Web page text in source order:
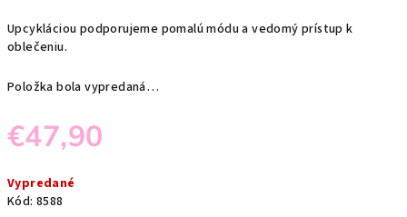
Upcykláciou podporujeme pomalú módu a vedomý prístup k
oblečeniu.
Položka bola vypredaná…
€47,90
cena:
Vypredané
Kód: 8588